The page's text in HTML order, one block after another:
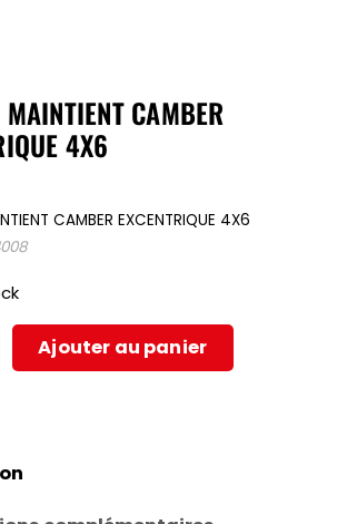
CAMBER
4X6
CAMBER EXCENTRIQUE 4X6
Ajouter au panier